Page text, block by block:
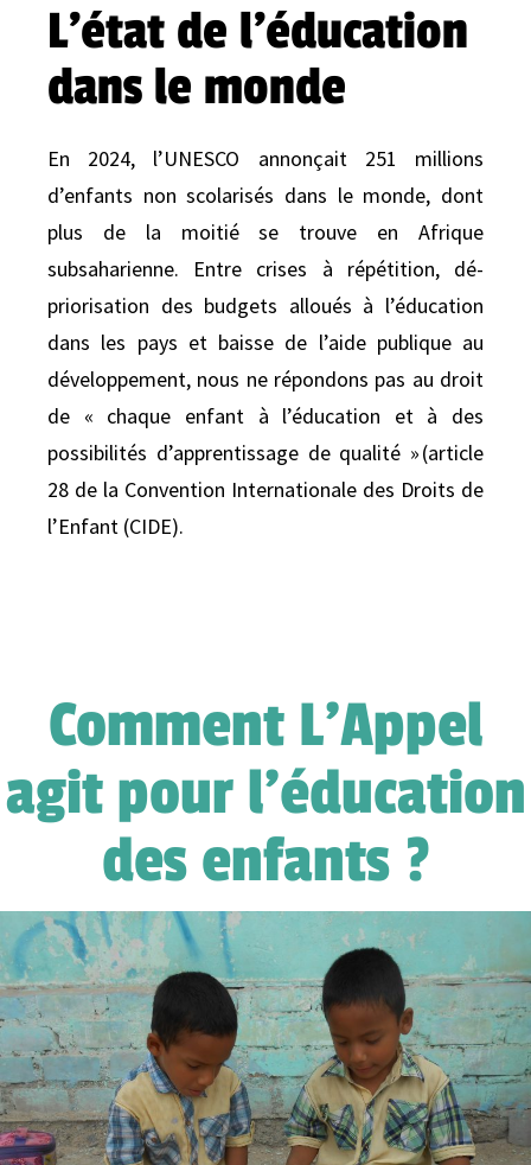
L’état de l'éducation
dans le monde
En 2024, l’UNESCO annonçait 251 millions
d’enfants non scolarisés dans le monde, dont
plus de la moitié se trouve en Afrique
subsaharienne. Entre crises à répétition, dé-
priorisation des budgets alloués à l’éducation
dans les pays et baisse de l’aide publique au
développement, nous ne répondons pas au droit
de « chaque enfant à l’éducation et à des
possibilités d’apprentissage de qualité » (article
28 de la Convention Internationale des Droits de
l’Enfant (CIDE).
Comment L'Appel
agit pour l'éducation
des enfants ?